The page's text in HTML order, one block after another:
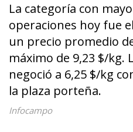
La categoría con
operaciones hoy fue
un precio promedio
máximo de 9,23 $/kg.
negoció a 6,25 $/kg
la plaza porteña.
Infocampo